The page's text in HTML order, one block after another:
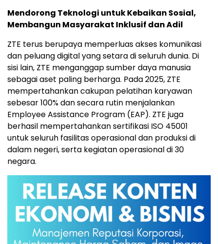
Mendorong Teknologi untuk Kebaikan Sosial,
Membangun Masyarakat Inklusif dan Adil
ZTE terus berupaya memperluas akses komunikasi
dan peluang digital yang setara di seluruh dunia. Di
sisi lain, ZTE menganggap sumber daya manusia
sebagai aset paling berharga. Pada 2025, ZTE
mempertahankan cakupan pelatihan karyawan
sebesar 100% dan secara rutin menjalankan
Employee Assistance Program (EAP). ZTE juga
berhasil mempertahankan sertifikasi ISO 45001
untuk seluruh fasilitas operasional dan produksi di
dalam negeri, serta kegiatan operasional di 30
negara.